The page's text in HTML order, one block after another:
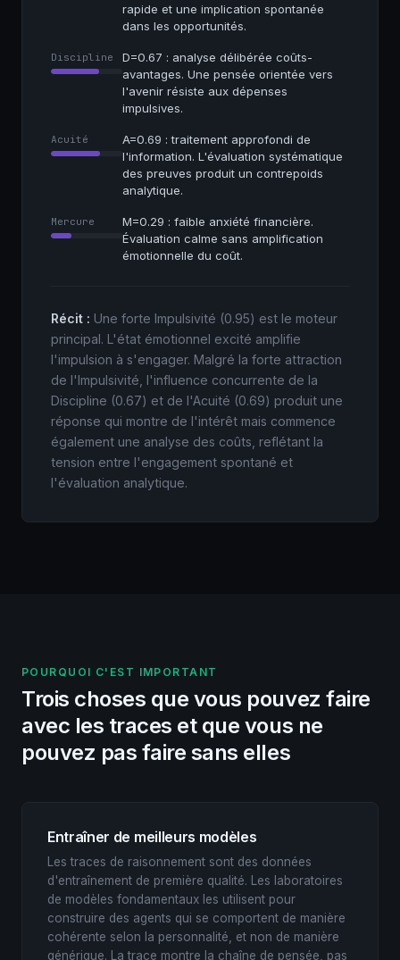
rapide et une implication spontanée
dans les opportunités.
Discipline
D=0.67 : analyse délibérée coûts-
avantages. Une pensée orientée vers
l'avenir résiste aux dépenses
impulsives.
Acuité
A=0.69 : traitement approfondi de
l'information. L'évaluation systématique
des preuves produit un contrepoids
analytique.
Mercure
M=0.29 : faible anxiété financière.
Évaluation calme sans amplification
émotionnelle du coût.
Récit : Une forte Impulsivité (0.95) est le moteur
principal. L'état émotionnel excité amplifie
l'impulsion à s'engager. Malgré la forte attraction
de l'Impulsivité, l'influence concurrente de la
Discipline (0.67) et de l'Acuité (0.69) produit une
réponse qui montre de l'intérêt mais commence
également une analyse des coûts, reflétant la
tension entre l'engagement spontané et
l'évaluation analytique.
POURQUOI C'EST IMPORTANT
Trois choses que vous pouvez faire
avec les traces et que vous ne
pouvez pas faire sans elles
Entraîner de meilleurs modèles
Les traces de raisonnement sont des données
d'entraînement de première qualité. Les laboratoires
de modèles fondamentaux les utilisent pour
construire des agents qui se comportent de manière
cohérente selon la personnalité, et non de manière
générique. La trace montre la chaîne de pensée, pas